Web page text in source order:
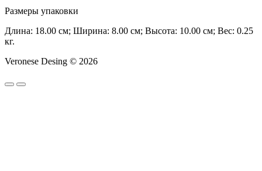
Размеры упаковки
Длина: 18.00 см; Ширина: 8.00 см; Высота: 10.00 см; Вес: 0.25
кг.
Veronese Desing © 2026